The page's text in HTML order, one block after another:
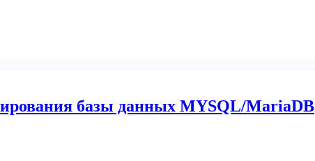
базы данных MYSQL/MariaDB